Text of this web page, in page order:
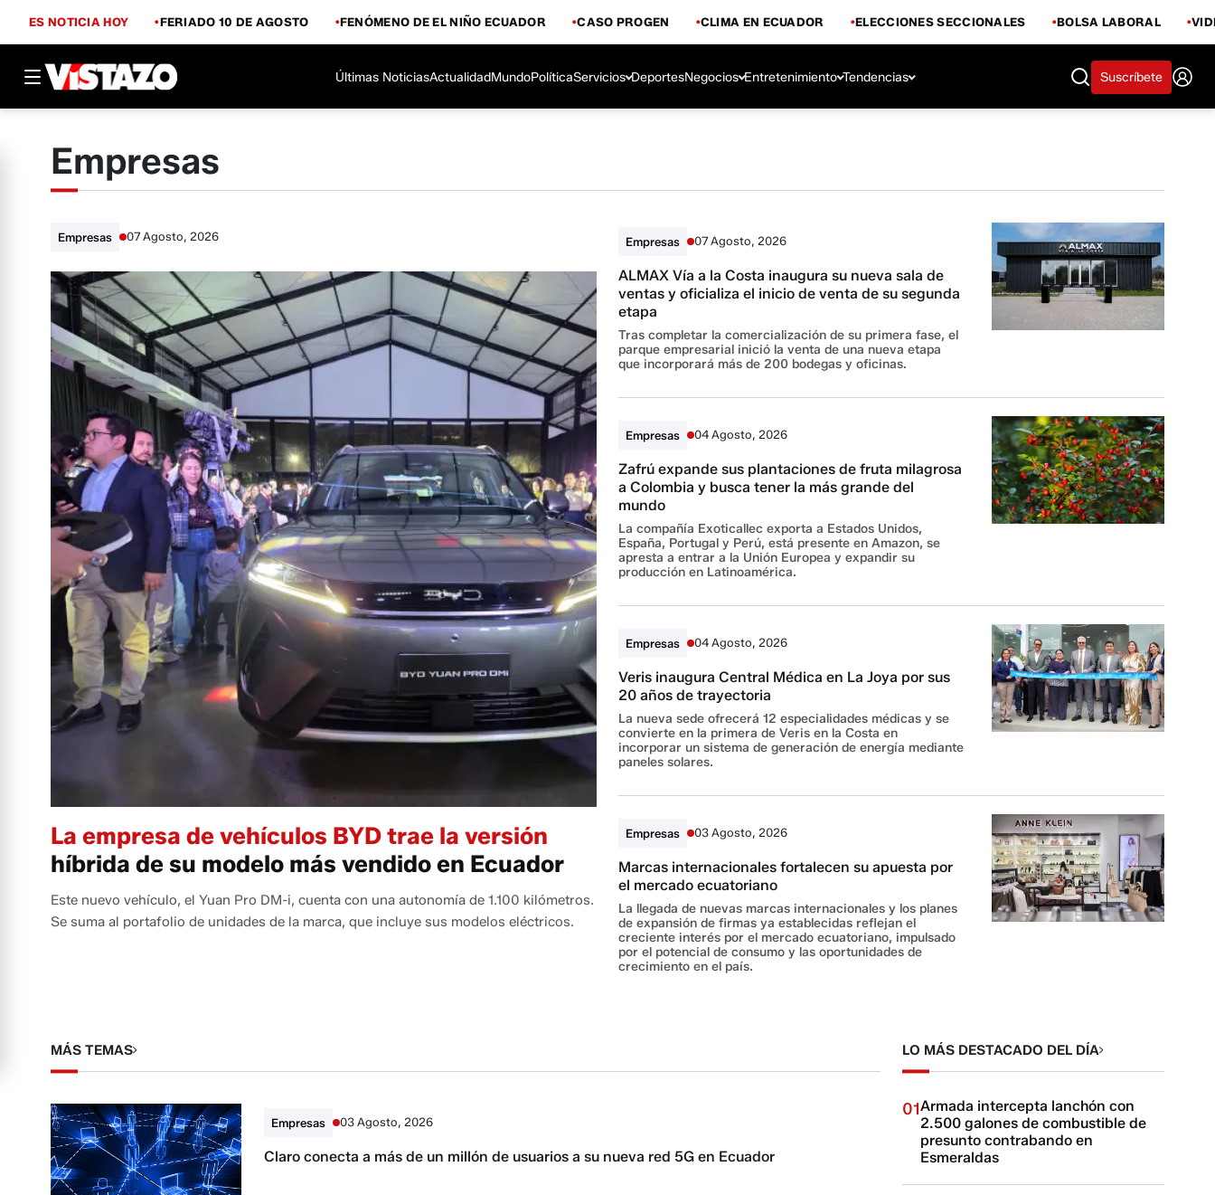
ES NOTICIA HOY FERIADO 10 DE AGOSTO FENÓMENO DE EL NIÑO ECUADOR CASO PROGEN CLIMA EN ECUADOR ELECCIONES SECCIONALES BOLSA LABORAL
Últimas NoticiasActualidadMundoPolíticaServicios DeportesNegocios Entretenimiento Tendencias Suscríbete
Empresas
Empresas 07 Agosto, 2026
La empresa de vehículos BYD trae la versión
híbrida de su modelo más vendido en Ecuador
Este nuevo vehículo, el Yuan Pro DM-i, cuenta con una autonomía de 1.100 kilómetros.
Se suma al portafolio de unidades de la marca, que incluye sus modelos eléctricos.
Empresas 07 Agosto, 2026
ALMAX Vía a la Costa inaugura su nueva sala de
ventas y oficializa el inicio de venta de su segunda
etapa
Tras completar la comercialización de su primera fase, el
parque empresarial inició la venta de una nueva etapa
que incorporará más de 200 bodegas y oficinas.
Empresas 04 Agosto, 2026
Zafrú expande sus plantaciones de fruta milagrosa
a Colombia y busca tener la más grande del
mundo
La compañía Exoticallec exporta a Estados Unidos,
España, Portugal y Perú, está presente en Amazon, se
apresta a entrar a la Unión Europea y expandir su
producción en Latinoamérica.
Empresas 04 Agosto, 2026
Veris inaugura Central Médica en La Joya por sus
20 años de trayectoria
La nueva sede ofrecerá 12 especialidades médicas y se
convierte en la primera de Veris en la Costa en
incorporar un sistema de generación de energía mediante
paneles solares.
Empresas 03 Agosto, 2026
Marcas internacionales fortalecen su apuesta por
el mercado ecuatoriano
La llegada de nuevas marcas internacionales y los planes
de expansión de firmas ya establecidas reflejan el
creciente interés por el mercado ecuatoriano, impulsado
por el potencial de consumo y las oportunidades de
crecimiento en el país.
MÁS TEMAS
Empresas 03 Agosto, 2026
Claro conecta a más de un millón de usuarios a su nueva red 5G en Ecuador
LO MÁS DESTACADO DEL DÍA
01Armada intercepta lanchón con
2.500 galones de combustible de
presunto contrabando en
Esmeraldas